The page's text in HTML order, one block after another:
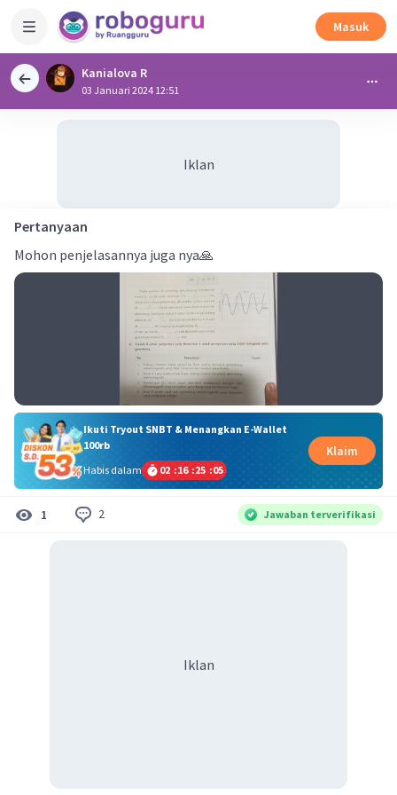
Masuk
Kanialova R
03 Januari 2024 12:51
Iklan
Pertanyaan
Mohon penjelasannya juga nya🙏
Ikuti Tryout SNBT & Menangkan E-Wallet
100rb
Habis dalam
02 :16 :25 :04
Klaim
1 2 Jawaban terverifikasi
Iklan